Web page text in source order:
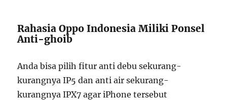
Rahasia Oppo Indonesia Miliki Ponsel
Anti-ghoib
Anda bisa pilih fitur anti debu sekurang-
kurangnya IP5 dan anti air sekurang-
kurangnya IPX7 agar iPhone tersebut